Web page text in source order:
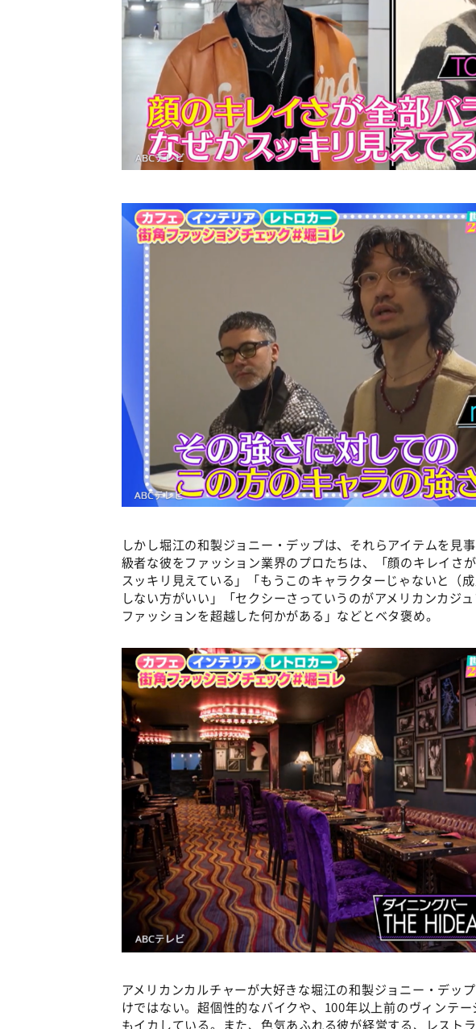
しかし堀江の和製ジョニー・デップは、それらアイテムを見
級者な彼をファッション業界のプロたちは、「顔のキレイさ
スッキリ見えている」「もうこのキャラクターじゃないと（
しない方がいい」「セクシーさっていうのがアメリカンカジ
ファッションを超越した何かがある」などとベタ褒め。
アメリカンカルチャーが大好きな堀江の和製ジョニー・デッ
けではない。超個性的なバイクや、100年以上前のヴィンテ
もイカしている。また、色気あふれる彼が経営する、レスト